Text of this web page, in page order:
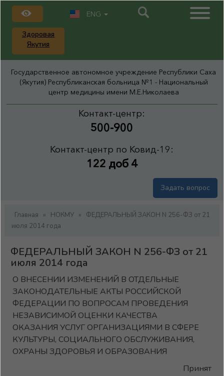
Здоровая
Якутия
ENG
Государственное автономное учреждение Республики Саха
(Якутия) Республиканская больница №1 - Национальный
центр медицины имени М.Е.Николаева
Контакт-центр:
500-900
Контакт-центр по Ковид-19:
122 доб 4
Задать вопрос
Главная » НОКМУ »
ФЕДЕРАЛЬНЫЙ ЗАКОН N 256-ФЗ от 21
июля 2014 года
ФЕДЕРАЛЬНЫЙ ЗАКОН N 256-ФЗ от 21
июля 2014 года
О ВНЕСЕНИИ ИЗМЕНЕНИЙ В ОТДЕЛЬНЫЕ
ЗАКОНОДАТЕЛЬНЫЕ АКТЫ РОССИЙСКОЙ
ФЕДЕРАЦИИ ПО ВОПРОСАМ ПРОВЕДЕНИЯ
НЕЗАВИСИМОЙ ОЦЕНКИ КАЧЕСТВА
ОКАЗАНИЯ УСЛУГ ОРГАНИЗАЦИЯМИ В СФЕРЕ
КУЛЬТУРЫ, СОЦИАЛЬНОГО ОБСЛУЖИВАНИЯ,
ОХРАНЫ ЗДОРОВЬЯ И ОБРАЗОВАНИЯ
Принят